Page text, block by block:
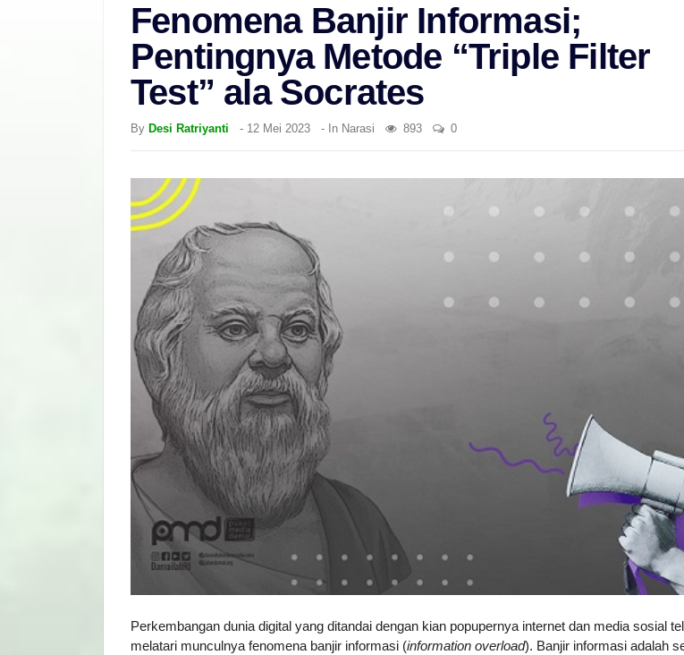
Fenomena Banjir Informasi;
Pentingnya Metode “Triple Filter
Test” ala Socrates
By Desi Ratriyanti - 12 Mei 2023 - In Narasi 893 0
Perkembangan dunia digital yang ditandai dengan kian popupernya internet dan media sosial
melatari munculnya fenomena banjir informasi (information overload). Banjir informasi adalah